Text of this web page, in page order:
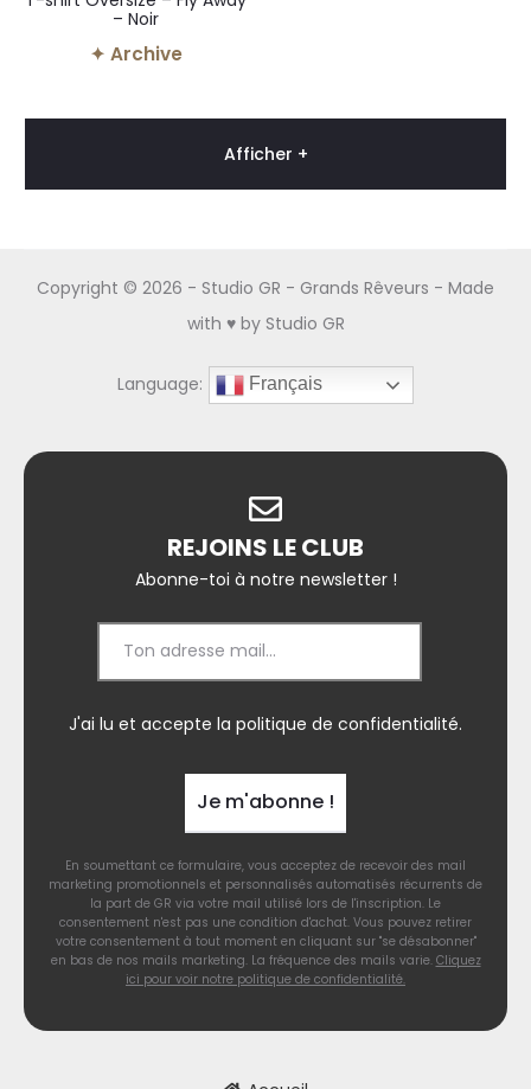
– Noir
✦ Archive
Afficher +
Copyright © 2026 - Studio GR - Grands Rêveurs - Made
with ♥ by Studio GR
Language: Français
REJOINS LE CLUB
Abonne-toi à notre newsletter !
J'ai lu et accepte la politique de confidentialité.
En soumettant ce formulaire, vous acceptez de recevoir des mail
marketing promotionnels et personnalisés automatisés récurrents de
la part de GR via votre mail utilisé lors de l'inscription. Le
consentement n'est pas une condition d'achat. Vous pouvez retirer
votre consentement à tout moment en cliquant sur "se désabonner"
en bas de nos mails marketing. La fréquence des mails varie. Cliquez
ici pour voir notre politique de confidentialité.